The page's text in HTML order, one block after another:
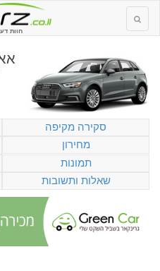
חוות
סקירה מקיפה
מחירון
תמונות
שאלות ותשובות